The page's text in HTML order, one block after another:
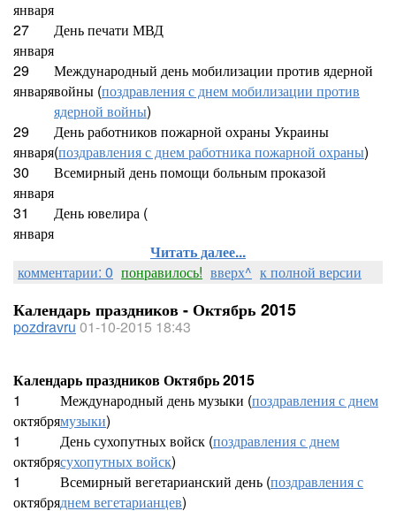
января
27
января
День печати МВД
29
января
Международный день мобилизации против ядерной
войны (поздравления с днем мобилизации против
ядерной войны)
29
января
День работников пожарной охраны Украины
(поздравления с днем работника пожарной охраны)
30
января
Всемирный день помощи больным проказой
31
января
День ювелира (
Читать далее...
комментарии: 0 понравилось! вверх^ к полной версии
Календарь праздников - Октябрь 2015
pozdravru 01-10-2015 18:43
Календарь праздников Октябрь 2015
1
октября
Международный день музыки (поздравления с днем
музыки)
1
октября
День сухопутных войск (поздравления с днем
сухопутных войск)
1
октября
Всемирный вегетарианский день (поздравления с
днем вегетарианцев)